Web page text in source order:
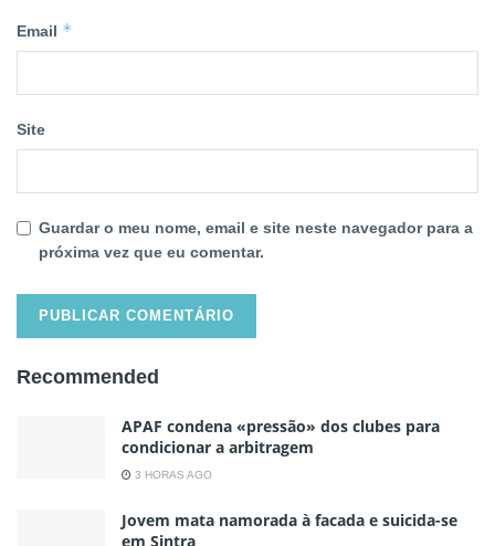
Email *
Site
Guardar o meu nome, email e site neste navegador para a
próxima vez que eu comentar.
Recommended
APAF condena «pressão» dos clubes para
condicionar a arbitragem
3 HORAS AGO
Jovem mata namorada à facada e suicida-se
em Sintra